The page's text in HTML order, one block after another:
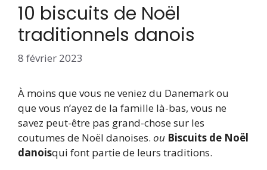
10 biscuits de Noël
traditionnels danois
8 février 2023
À moins que vous ne veniez du Danemark ou
que vous n’ayez de la famille là-bas, vous ne
savez peut-être pas grand-chose sur les
coutumes de Noël danoises. ou Biscuits de Noël
danoisqui font partie de leurs traditions.